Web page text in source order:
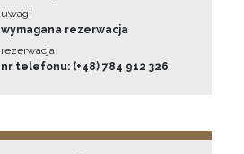
uwagi
wymagana rezerwacja
rezerwacja
nr telefonu: (+48) 784 912 326